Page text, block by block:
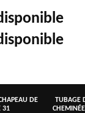
DE
31
TUBAGE